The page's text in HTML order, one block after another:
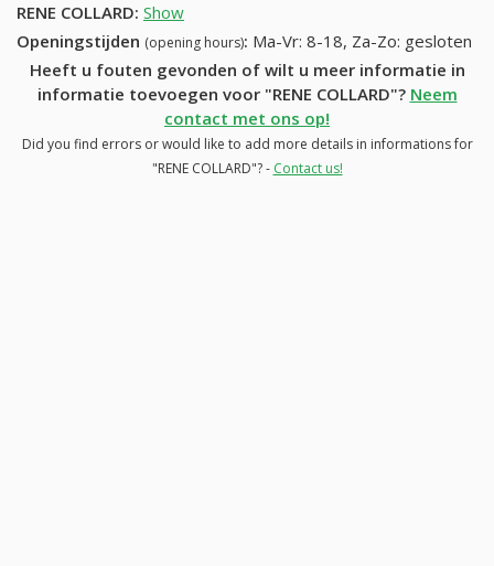
RENE COLLARD: Show
Openingstijden (opening hours): Ma-Vr: 8-18, Za-Zo: gesloten
Heeft u fouten gevonden of wilt u meer informatie in
informatie toevoegen voor "RENE COLLARD"? Neem
contact met ons op!
Did you find errors or would like to add more details in informations for
"RENE COLLARD"? - Contact us!